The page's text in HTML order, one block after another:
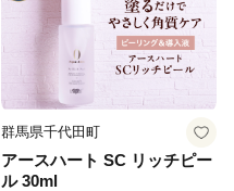
群馬県千代田町
アースハート SC リッチピー
ル 30ml